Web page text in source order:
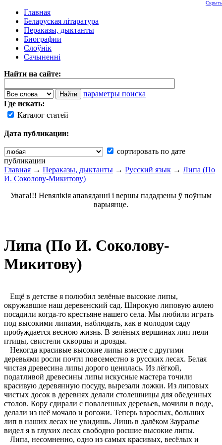
Главная
Беларуская літаратура
Пераказы, дыктанты
Биографии
Слоўнік
Сачыненні
Найти на сайте:
параметры поиска
Где искать:
Каталог статей
Дата публикации:
сортировать по дате
публикации
Скрыть
Главная → Пераказы, дыктанты → Русский язык → Липа (По
И. Соколову-Микитову)
Увага!!! Невялікія апавяданні і вершы пададзены ў поўным
варыянце.
Липа (По И. Соколову-
Микитову)
Ещё в детстве я полюбил зелёные высокие липы,
окружавшие наш деревенский сад. Широкую липовую аллею
посадили когда-то крестьяне нашего села. Мы любили играть
под высокими липами, наблюдать, как в молодом саду
пробуждается весною жизнь. В зелёных вершинах лип пели
птицы, свистели скворцы и дрозды.
Некогда красивые высокие липы вместе с другими
деревьями росли почти повсеместно в русских лесах. Белая
чистая древесина липы дорого ценилась. Из лёгкой,
податливой древесины липы искусные мастера точили
красивую деревянную посуду, вырезали ложки. Из липовых
чистых досок в деревнях делали столешницы для обеденных
столов. Кору сдирали с поваленных деревьев, мочили в воде,
делали из неё мочало и рогожи. Теперь взрослых, больших
лип в наших лесах не увидишь. Лишь в далёком Зауралье
видел я в глухих лесах свободно росшие высокие липы.
Липа, несомненно, одно из самых красивых, весёлых и